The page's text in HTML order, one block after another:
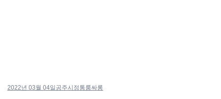
2022년 03월 04일 공주시정통룸싸롱